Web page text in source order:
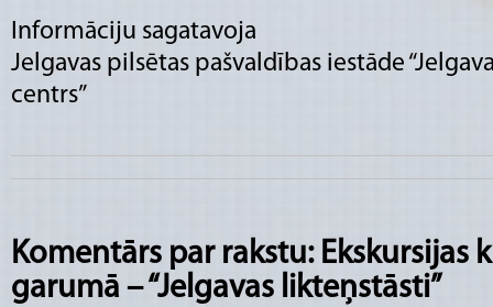
Informāciju sagatavoja
Jelgavas pilsētas pašvaldības iestāde
centrs”
Komentārs par rakstu: Ekskursijas
garumā – “Jelgavas likteņstāsti”